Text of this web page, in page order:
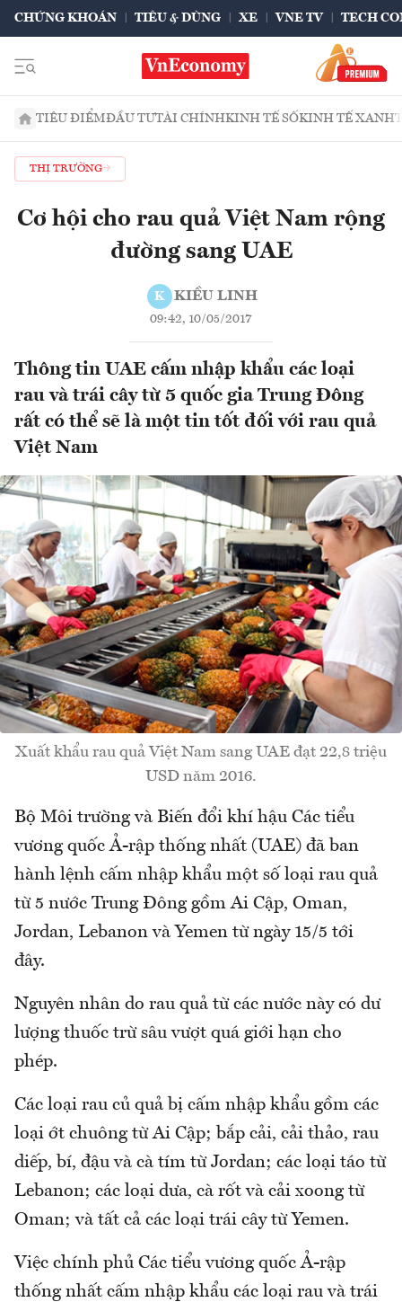
CHỨNG KHOÁN TIÊU & DÙNG XE VNE TV TECH
TIÊU ĐIỂMĐẦU TƯTÀI CHÍNHKINH TẾ SỐKINH TẾ XANH
THỊ TRƯỜNG
Cơ hội cho rau quả Việt Nam rộng
đường sang UAE
K KIỀU LINH
09:42, 10/05/2017
Thông tin UAE cấm nhập khẩu các loại
rau và trái cây từ 5 quốc gia Trung Đông
rất có thể sẽ là một tin tốt đối với rau quả
Việt Nam
Xuất khẩu rau quả Việt Nam sang UAE đạt 22,8 triệu
USD năm 2016.
Bộ Môi trường và Biến đổi khí hậu Các tiểu
vương quốc Ả-rập thống nhất (UAE) đã ban
hành lệnh cấm nhập khẩu một số loại rau quả
từ 5 nước Trung Đông gồm Ai Cập, Oman,
Jordan, Lebanon và Yemen từ ngày 15/5 tới
đây.
Nguyên nhân do rau quả từ các nước này có dư
lượng thuốc trừ sâu vượt quá giới hạn cho
phép.
Các loại rau củ quả bị cấm nhập khẩu gồm các
loại ớt chuông từ Ai Cập; bắp cải, cải thảo, rau
diếp, bí, đậu và cà tím từ Jordan; các loại táo từ
Lebanon; các loại dưa, cà rốt và cải xoong từ
Oman; và tất cả các loại trái cây từ Yemen.
Việc chính phủ Các tiểu vương quốc Ả-rập
thống nhất cấm nhập khẩu các loại rau và trái